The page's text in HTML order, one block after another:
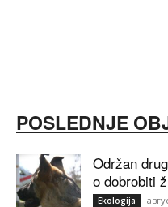
POSLEDNJE
Održan
o dobrobiti
Ekologija